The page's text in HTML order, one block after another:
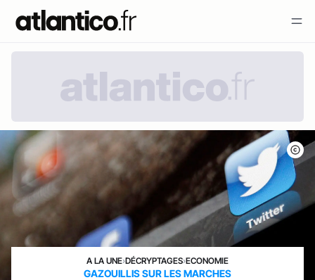
A LA UNE›DÉCRYPTAGES›ECONOMIE
GAZOUILLIS SUR LES MARCHES